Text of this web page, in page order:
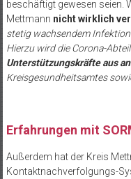
beschäftigt gewesen seien.
Mettmann nicht wirklich
stetig wachsendem
Hierzu wird die Corona-
Unterstützungskräfte aus
Kreisgesundheitsamtes
Erfahrungen mit
Außerdem hat der Kreis
Kontaktnachverfolgungs-